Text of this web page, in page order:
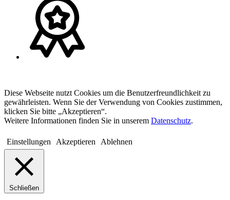
Diese Webseite nutzt Cookies um die Benutzerfreundlichkeit zu
gewährleisten. Wenn Sie der Verwendung von Cookies zustimmen,
klicken Sie bitte „Akzeptieren“.
Weitere Informationen finden Sie in unserem Datenschutz.
Einstellungen Akzeptieren Ablehnen
Schließen